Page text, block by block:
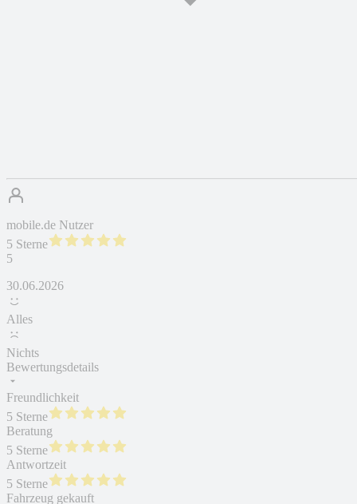
mobile.de Nutzer
5 Sterne
5
30.06.2026
Alles
Nichts
Bewertungsdetails
Freundlichkeit
5 Sterne
Beratung
5 Sterne
Antwortzeit
5 Sterne
Fahrzeug gekauft